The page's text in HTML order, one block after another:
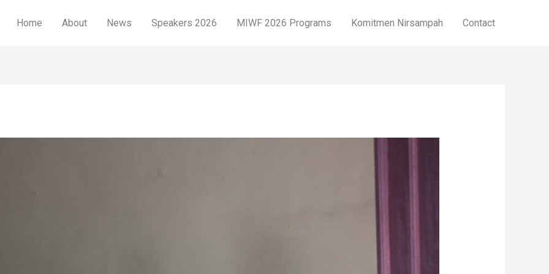
Home About News Speakers 2026 MIWF 2026 Programs Komitmen Nirsampah Contact